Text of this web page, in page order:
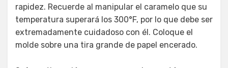
rapidez. Recuerde al manipular el caramelo que su
temperatura superará los 300°F, por lo que debe ser
extremadamente cuidadoso con él. Coloque el
molde sobre una tira grande de papel encerado.